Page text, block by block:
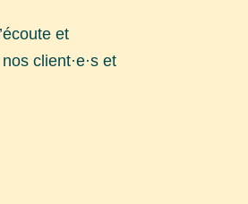
et
client·e·s et